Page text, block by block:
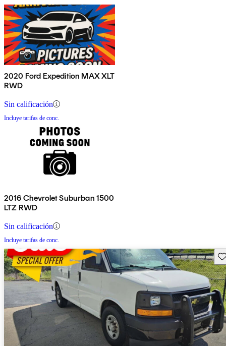
2020 Ford Expedition MAX XLT
RWD
Sin calificación
Incluye tarifas de conc.
2016 Chevrolet Suburban 1500
LTZ RWD
Sin calificación
Incluye tarifas de conc.